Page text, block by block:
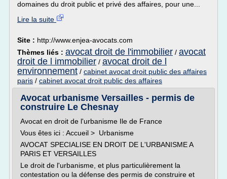
domaines du droit public et privé des affaires, pour une...
Lire la suite
Site : http://www.enjea-avocats.com
Thèmes liés : avocat droit de l'immobilier / avocat
droit de l immobilier / avocat droit de l
environnement / cabinet avocat droit public des affaires
paris / cabinet avocat droit public des affaires
Avocat urbanisme Versailles - permis de
construire Le Chesnay
Avocat en droit de l'urbanisme Ile de France
Vous êtes ici : Accueil > Urbanisme
AVOCAT SPECIALISE EN DROIT DE L'URBANISME A
PARIS ET VERSAILLES
Le droit de l'urbanisme, et plus particulièrement la
contestation ou la défense des permis de construire et